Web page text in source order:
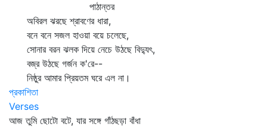
পাঠান্তর
অবিরল ঝরছে শ্রাবণের ধারা,
বনে বনে সজল হাওয়া বয়ে চলেছে,
সোনার বরন ঝলক দিয়ে নেচে উঠছে বিদ্যুৎ,
বজ্র উঠছে গর্জন ক'রে--
নিষ্ঠুর আমার প্রিয়তম ঘরে এল না।
প্রকাশিতা
Verses
আজ তুমি ছোটো বটে, যার সঙ্গে গাঁঠছড়া বাঁধা